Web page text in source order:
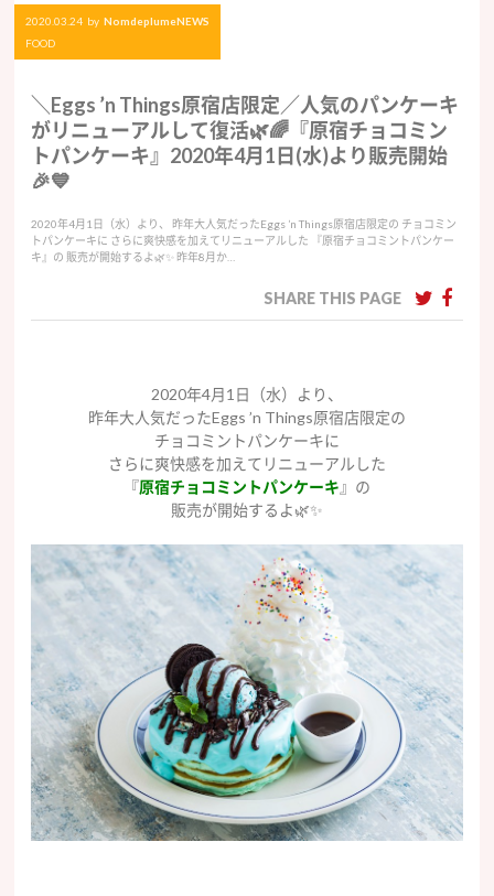
2020.03.24 by NomdeplumeNEWS
FOOD
＼Eggs ’n Things原宿店限定／人気のパンケーキ
がリニューアルして復活🌿🌈『原宿チョコミン
トパンケーキ』2020年4月1日(水)より販売開始
🎉💙
2020年4月1日（水）より、 昨年大人気だったEggs ’n Things原宿店限定の チョコミン
トパンケーキに さらに爽快感を加えてリニューアルした 『原宿チョコミントパンケー
キ』の 販売が開始するよ🌿✨ 昨年8月か…
SHARE THIS PAGE
2020年4月1日（水）より、
昨年大人気だったEggs ’n Things原宿店限定の
チョコミントパンケーキに
さらに爽快感を加えてリニューアルした
『原宿チョコミントパンケーキ 』の
販売が開始するよ🌿✨